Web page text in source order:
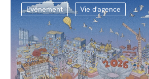
Evénement Vie d'agence